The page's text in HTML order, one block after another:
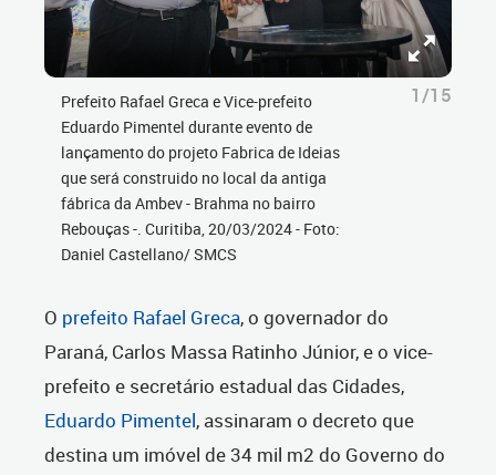
Prefeito Rafael Greca e Vice-prefeito
Eduardo Pimentel durante evento de
lançamento do projeto Fabrica de Ideias
que será construido no local da antiga
fábrica da Ambev - Brahma no bairro
Rebouças -. Curitiba, 20/03/2024 - Foto:
Daniel Castellano/ SMCS
1/15
O prefeito Rafael Greca, o governador do
Paraná, Carlos Massa Ratinho Júnior, e o vice-
prefeito e secretário estadual das Cidades,
Eduardo Pimentel, assinaram o decreto que
destina um imóvel de 34 mil m2 do Governo do